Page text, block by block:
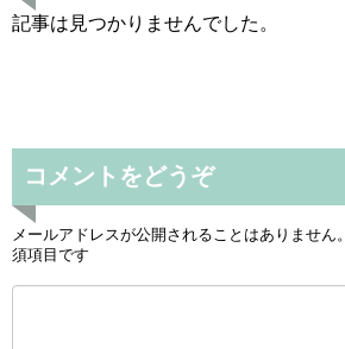
記事は見つかりませんでした。
コメントをどうぞ
メールアドレスが公開されることはありません。
須項目です